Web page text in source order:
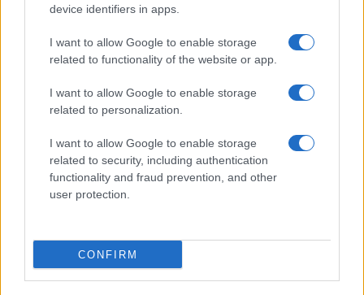
device identifiers in apps.
I want to allow Google to enable storage
related to functionality of the website or app.
I want to allow Google to enable storage
related to personalization.
I want to allow Google to enable storage
related to security, including authentication
functionality and fraud prevention, and other
user protection.
CONFIRM
PIÙ LETTI
Luigi Colombo, il telecronista che cambiò la radio e la
televisione sportiva
Il Mirandés e il suo allenatore italiano: una storia di successo
inaspettato
Quando il gioco di squadra insegna a vivere: calcio, storia e
valore educativo
4 Analisi delle difficoltà di Arsenal e delle sue scelte di mercato
5